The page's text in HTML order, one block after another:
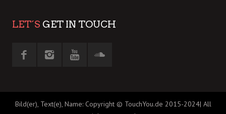
LET´S GET IN TOUCH
Bild(er), Text(e), Name: Copyright © TouchYou.de 2015-2024| All